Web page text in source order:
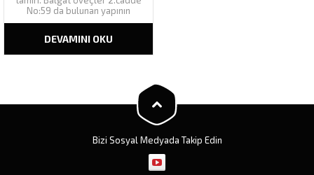
No:59 da bulunan yapının
akıntılarının çatı tamiri tespiti
malzemesi olarak kullanılan
onduline levhaların oluk
olarak...
DEVAMINI OKU
Bizi Sosyal Medyada Takip Edin